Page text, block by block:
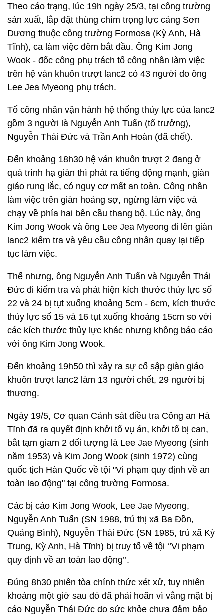
Theo cáo trạng, lúc 19h ngày 25/3, tại công trường
sản xuất, lắp đặt thùng chìm trọng lực cảng Sơn
Dương thuộc công trường Formosa (Kỳ Anh, Hà
Tĩnh), ca làm việc đêm bắt đầu. Ông Kim Jong
Wook - đốc công phụ trách tổ công nhân làm việc
trên hệ ván khuôn trượt lanc2 có 43 người do ông
Lee Jea Myeong phụ trách.
Tổ công nhân vận hành hệ thống thủy lực của lanc2
gồm 3 người là Nguyễn Anh Tuấn (tổ trưởng),
Nguyễn Thái Đức và Trần Anh Hoàn (đã chết).
Đến khoảng 18h30 hệ ván khuôn trượt 2 đang ở
quá trình hạ giàn thì phát ra tiếng động mạnh, giàn
giáo rung lắc, có nguy cơ mất an toàn. Công nhân
làm việc trên giàn hoảng sợ, ngừng làm việc và
chạy về phía hai bên cầu thang bộ. Lúc này, ông
Kim Jong Wook và ông Lee Jea Myeong đi lên giàn
lanc2 kiểm tra và yêu cầu công nhân quay lại tiếp
tục làm việc.
Thế nhưng, ông Nguyễn Anh Tuấn và Nguyễn Thái
Đức đi kiểm tra và phát hiện kích thước thủy lực số
22 và 24 bị tụt xuống khoảng 5cm - 6cm, kích thước
thủy lực số 15 và 16 tụt xuống khoảng 15cm so với
các kích thước thủy lực khác nhưng không báo cáo
với ông Kim Jong Wook.
Đến khoảng 19h50 thì xảy ra sự cố sập giàn giáo
khuôn trượt lanc2 làm 13 người chết, 29 người bị
thương.
Ngày 19/5, Cơ quan Cảnh sát điều tra Công an Hà
Tĩnh đã ra quyết định khởi tố vụ án, khởi tố bị can,
bắt tạm giam 2 đối tượng là Lee Jae Myeong (sinh
năm 1953) và Kim Jong Wook (sinh 1972) cùng
quốc tịch Hàn Quốc về tội "Vi phạm quy định về an
toàn lao động" tại công trường Formosa.
Các bị cáo Kim Jong Wook, Lee Jae Myeong,
Nguyễn Anh Tuấn (SN 1988, trú thị xã Ba Đồn,
Quảng Bình), Nguyễn Thái Đức (SN 1985, trú xã Kỳ
Trung, Kỳ Anh, Hà Tĩnh) bị truy tố về tội ‘’Vi phạm
quy định về an toàn lao động’’.
Đúng 8h30 phiên tòa chính thức xét xử, tuy nhiên
khoảng một giờ sau đó đã phải hoãn vì vắng mặt bị
cáo Nguyễn Thái Đức do sức khỏe chưa đảm bảo